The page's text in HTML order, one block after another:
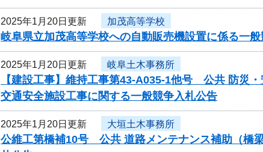
2025年1月20日更新 加茂高等学校
岐阜県立加茂高等学校への自動販売機設置に係る一
2025年1月20日更新 岐阜土木事務所
【建設工事】維持工事第43-A035-1他号 公共 防災
交通安全施設工事に関する一般競争入札公告
2025年1月20日更新 大垣土木事務所
公維工第橋補10号 公共 道路メンテナンス補助（橋